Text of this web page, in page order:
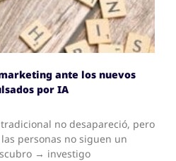
ante los nuevos
por IA
no desapareció, pero
personas no siguen un
→ investigo